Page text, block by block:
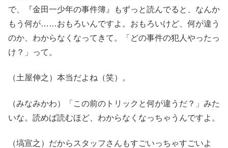
で、『金田一少年の事件簿』もずっと読んでると、なんか
もう何が……おもろいんですよ。おもろいけど、何が違う
のか、わからなくなってきて。「どの事件の犯人やったっ
け？」って。
（土屋伸之）本当だよね（笑）。
（みなみかわ）「この前のトリックと何が違うだ？」みた
いな。読めば読むほど、わからなくなっちゃうんですよ。
（塙宣之）だからスタッフさんもすごいっちゃすごいよ